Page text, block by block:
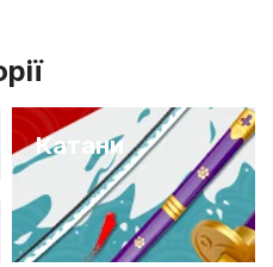
Катани